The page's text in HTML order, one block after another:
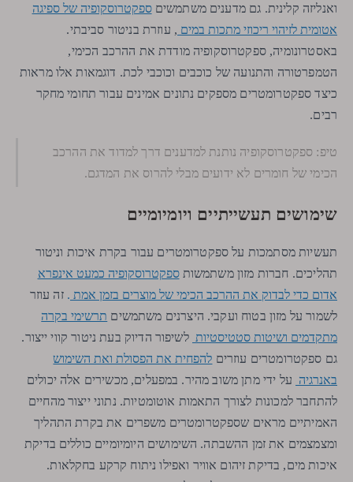
ואנליזה קלינית. גם מדענים משתמשיםספקטרוסקופיה של ספיגה
אטומית לזיהוי ריכוזי מתכות במים , עוזרת בניטור סביבתי.
באסטרונומיה, ספקטרוסקופיה מודדת את ההרכב הכימי,
הטמפרטורה והתנועה של כוכבים וכוכבי לכת. דוגמאות אלו מראות
כיצד ספקטרומטרים מספקים נתונים אמינים עבור תחומי מחקר
רבים.
טיפ: ספקטרוסקופיה נותנת למדענים דרך למדוד את ההרכב
הכימי של חומרים לא ידועים מבלי להרוס את המדגם.
שימושים תעשייתיים ויומיומיים
תעשיות מסתמכות על ספקטרומטרים עבור בקרת איכות וניטור
תהליכים. חברות מזון משתמשותספקטרוסקופיה כמעט אינפרא
אדום כדי לבדוק את ההרכב הכימי של מוצרים בזמן אמת . זה עוזר
לשמור על מזון בטוח ועקבי. היצרנים משתמשים תרשימי בקרה
מתקדמים ושיטות סטטיסטיות לשיפור הדיוק בעת ניטור קווי ייצור.
גם ספקטרומטרים עוזרים להפחית את הפסולת ואת השימוש
באנרגיה על ידי מתן משוב מהיר. במפעלים, מכשירים אלה יכולים
להתחבר למכונות לצורך התאמות אוטומטיות. נתוני ייצור מהחיים
האמיתיים מראים שספקטרומטרים משפרים את בקרת התהליך
ומצמצמים את זמן ההשבתה. השימושים היומיומיים כוללים בדיקת
איכות מים, בדיקת זיהום אוויר ואפילו ניתוח קרקע בחקלאות.